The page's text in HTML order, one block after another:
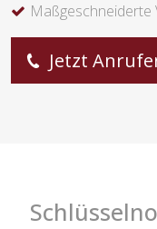
Maßgeschneiderte
Jetzt